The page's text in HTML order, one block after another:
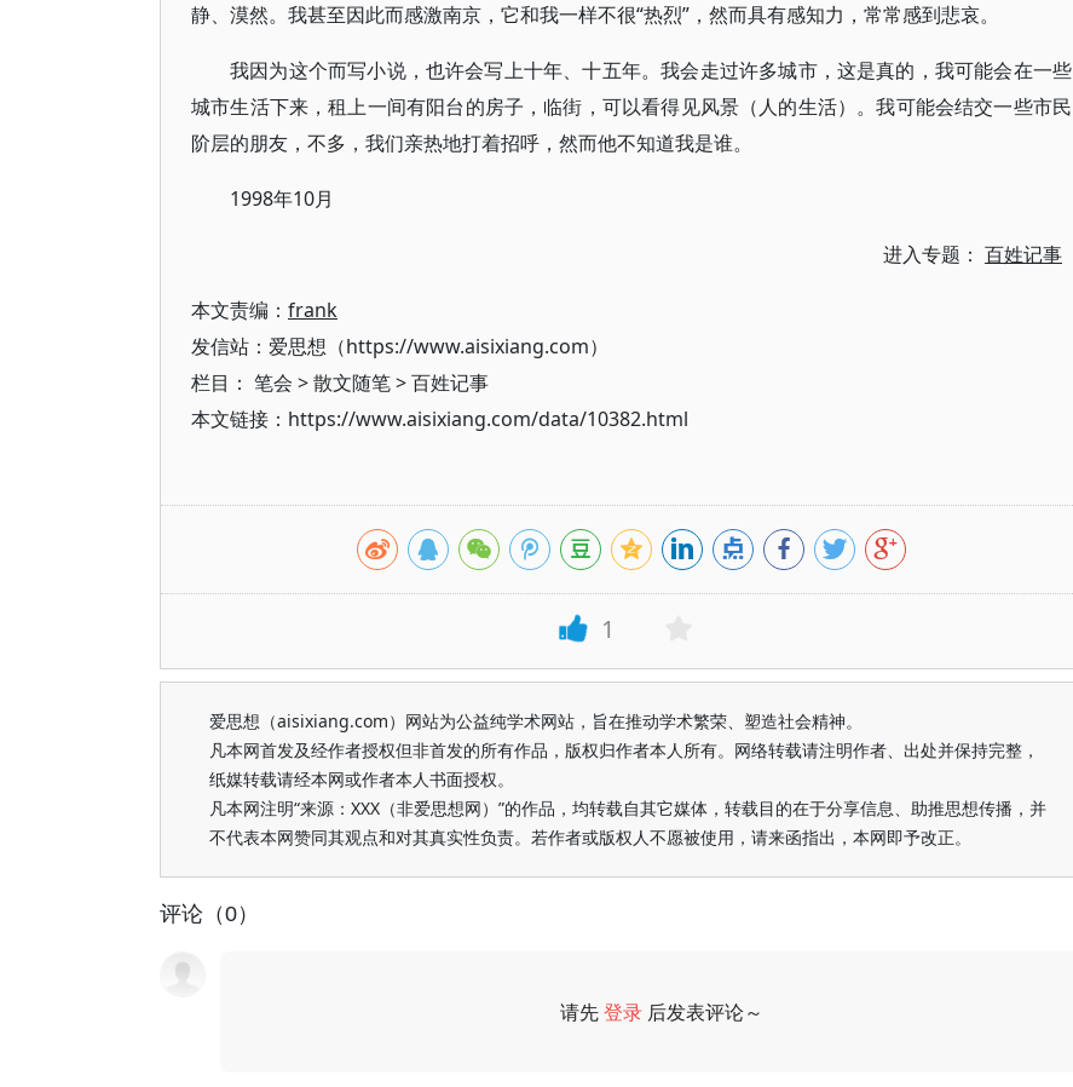
静、漠然。我甚至因此而感激南京，它和我一样不很“热烈”，然而具有感知力，常常感到悲哀。
我因为这个而写小说，也许会写上十年、十五年。我会走过许多城市，这是真的，我可能会在一些
城市生活下来，租上一间有阳台的房子，临街，可以看得见风景（人的生活）。我可能会结交一些市民
阶层的朋友，不多，我们亲热地打着招呼，然而他不知道我是谁。
1998年10月
进入专题： 百姓记事
本文责编： frank
发信站：爱思想（https://www.aisixiang.com）
栏目： 笔会 >散文随笔>百姓记事
本文链接：https://www.aisixiang.com/data/10382.html
1
爱思想（aisixiang.com）网站为公益纯学术网站，旨在推动学术繁荣、塑造社会精神。
凡本网首发及经作者授权但非首发的所有作品，版权归作者本人所有。网络转载请注明作者、出处并保持完整，
纸媒转载请经本网或作者本人书面授权。
凡本网注明“来源：XXX（非爱思想网）”的作品，均转载自其它媒体，转载目的在于分享信息、助推思想传播，并
不代表本网赞同其观点和对其真实性负责。若作者或版权人不愿被使用，请来函指出，本网即予改正。
评论（0）
请先登录 后发表评论～